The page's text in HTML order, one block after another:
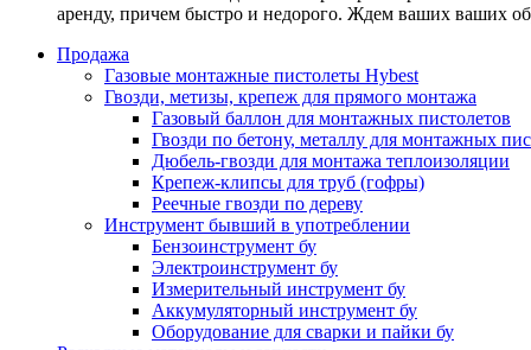
аренду, причем быстро и недорого. Ждем ваших ваших
Продажа
Газовые монтажные пистолеты Hybest
Гвозди, метизы, крепеж для прямого монтажа
Газовый баллон для монтажных пистолетов
Гвозди по бетону, металлу для монтажных
Дюбель-гвозди для монтажа теплоизоляции
Крепеж-клипсы для труб (гофры)
Реечные гвозди по дереву
Инструмент бывший в употреблении
Бензоинструмент бу
Электроинструмент бу
Измерительный инструмент бу
Аккумуляторный инструмент бу
Оборудование для сварки и пайки бу